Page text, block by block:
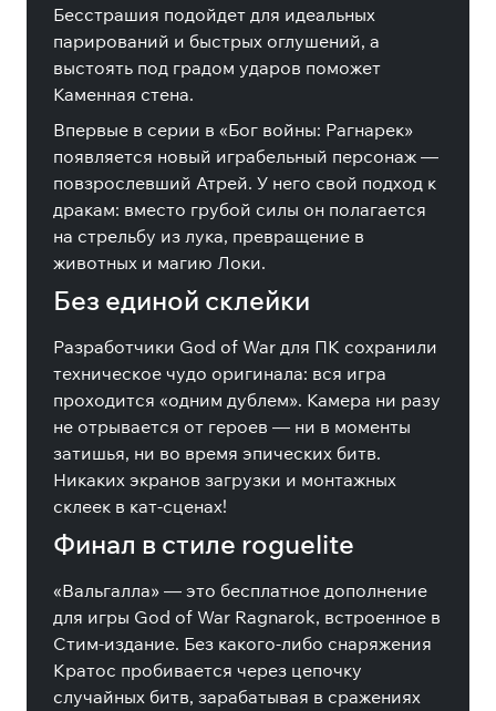
Бесстрашия подойдет для идеальных
парирований и быстрых оглушений, а
выстоять под градом ударов поможет
Каменная стена.
Впервые в серии в «Бог войны: Рагнарек»
появляется новый играбельный персонаж —
повзрослевший Атрей. У него свой подход к
дракам: вместо грубой силы он полагается
на стрельбу из лука, превращение в
животных и магию Локи.
Без единой склейки
Разработчики God of War для ПК сохранили
техническое чудо оригинала: вся игра
проходится «одним дублем». Камера ни разу
не отрывается от героев — ни в моменты
затишья, ни во время эпических битв.
Никаких экранов загрузки и монтажных
склеек в кат-сценах!
Финал в стиле roguelite
«Вальгалла» — это бесплатное дополнение
для игры God of War Ragnarok, встроенное в
Стим-издание. Без какого-либо снаряжения
Кратос пробивается через цепочку
случайных битв, зарабатывая в сражениях